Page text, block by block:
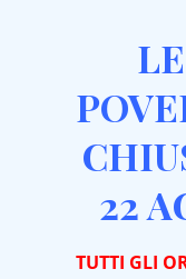
22
TUTTI GLI